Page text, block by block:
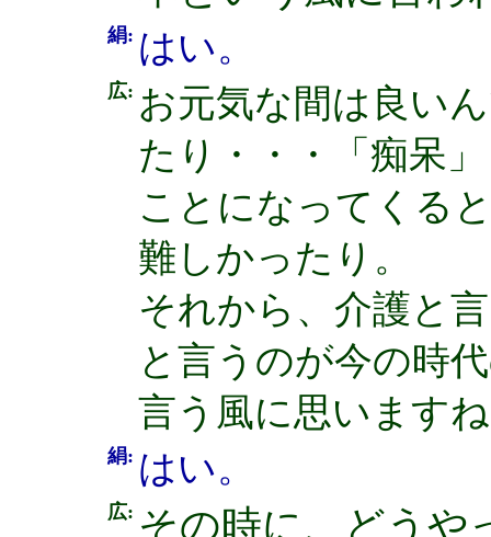
絹: はい。
広: お元気な間は良い
たり・・・「痴呆
ことになってくる
難しかったり。
それから、介護と
と言うのが今の時
言う風に思います
絹: はい。
広: その時に、どうや